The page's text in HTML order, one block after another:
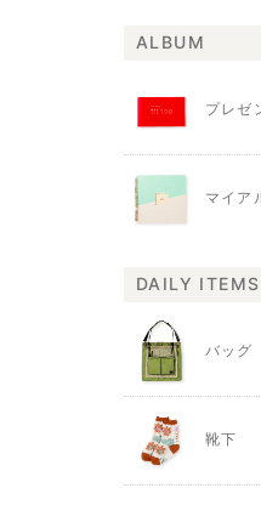
ALBUM
プレゼ
マイア
DAILY ITEMS
バッグ
靴下